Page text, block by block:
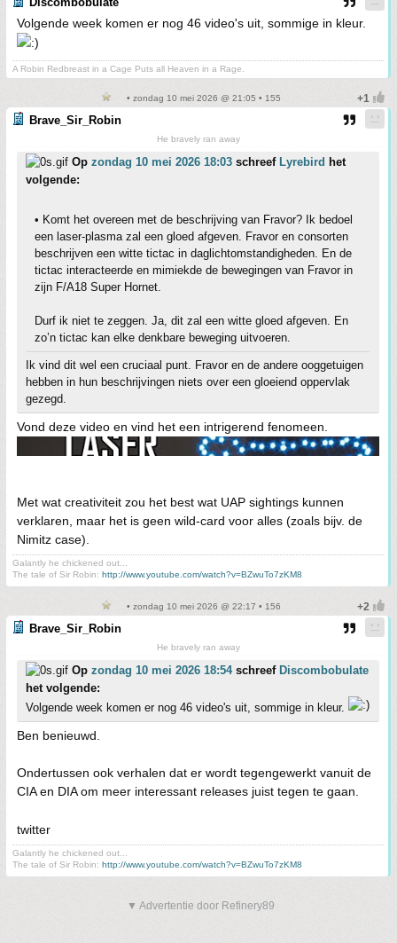
Volgende week komen er nog 46 video's uit, sommige in kleur.
A Robin Redbreast in a Cage Puts all Heaven in a Rage.
• zondag 10 mei 2026 @ 21:05 • 155
Brave_Sir_Robin
He bravely ran away
Op zondag 10 mei 2026 18:03 schreef Lyrebird het
volgende:
• Komt het overeen met de beschrijving van Fravor? Ik bedoel
een laser-plasma zal een gloed afgeven. Fravor en consorten
beschrijven een witte tictac in daglichtomstandigheden. En de
tictac interacteerde en mimiekde de bewegingen van Fravor in
zijn F/A18 Super Hornet.
Durf ik niet te zeggen. Ja, dit zal een witte gloed afgeven. En
zo’n tictac kan elke denkbare beweging uitvoeren.
Ik vind dit wel een cruciaal punt. Fravor en de andere ooggetuigen
hebben in hun beschrijvingen niets over een gloeiend oppervlak
gezegd.
Vond deze video en vind het een intrigerend fenomeen.
Met wat creativiteit zou het best wat UAP sightings kunnen
verklaren, maar het is geen wild-card voor alles (zoals bijv. de
Nimitz case).
Galantly he chickened out...
The tale of Sir Robin: http://www.youtube.com/watch?v=BZwuTo7zKM8
• zondag 10 mei 2026 @ 22:17 • 156
Brave_Sir_Robin
He bravely ran away
Op zondag 10 mei 2026 18:54schreef Discombobulate
het volgende:
Volgende week komen er nog 46 video's uit, sommige in kleur.
Ben benieuwd.
Ondertussen ook verhalen dat er wordt tegengewerkt vanuit de
CIA en DIA om meer interessant releases juist tegen te gaan.
twitter
Galantly he chickened out...
The tale of Sir Robin: http://www.youtube.com/watch?v=BZwuTo7zKM8
▼ Advertentie door Refinery89